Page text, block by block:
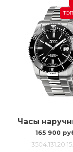
165 900